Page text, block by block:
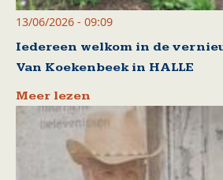
13/06/2026 - 09:09
Iedereen welkom in de
Van Koekenbeek in HALLE
Meer lezen